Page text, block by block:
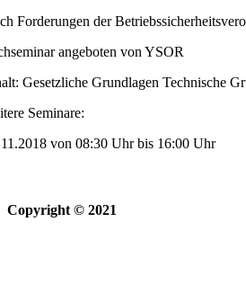
Forderungen der
angeboten von YSOR
Gesetzliche Grundlagen Technische
Seminare:
von 08:30 Uhr bis 16:00 Uhr
Copyright © 2021